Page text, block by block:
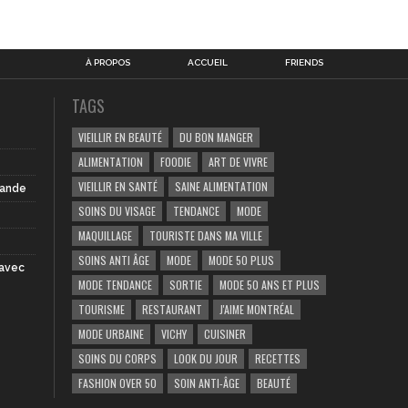
À PROPOS ACCUEIL FRIENDS
TAGS
VIEILLIR EN BEAUTÉ
DU BON MANGER
ALIMENTATION
FOODIE
ART DE VIVRE
VIEILLIR EN SANTÉ
SAINE ALIMENTATION
SOINS DU VISAGE
TENDANCE
MODE
MAQUILLAGE
TOURISTE DANS MA VILLE
SOINS ANTI ÂGE
MODE
MODE 50 PLUS
MODE TENDANCE
SORTIE
MODE 50 ANS ET PLUS
TOURISME
RESTAURANT
J'AIME MONTRÉAL
MODE URBAINE
VICHY
CUISINER
SOINS DU CORPS
LOOK DU JOUR
RECETTES
FASHION OVER 50
SOIN ANTI-ÂGE BEAUTÉ